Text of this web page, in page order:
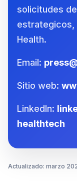
solicitudes
estrategicos,
Health.
Email:
Sitio web:
LinkedIn:
healthtech
Actualizado: marzo